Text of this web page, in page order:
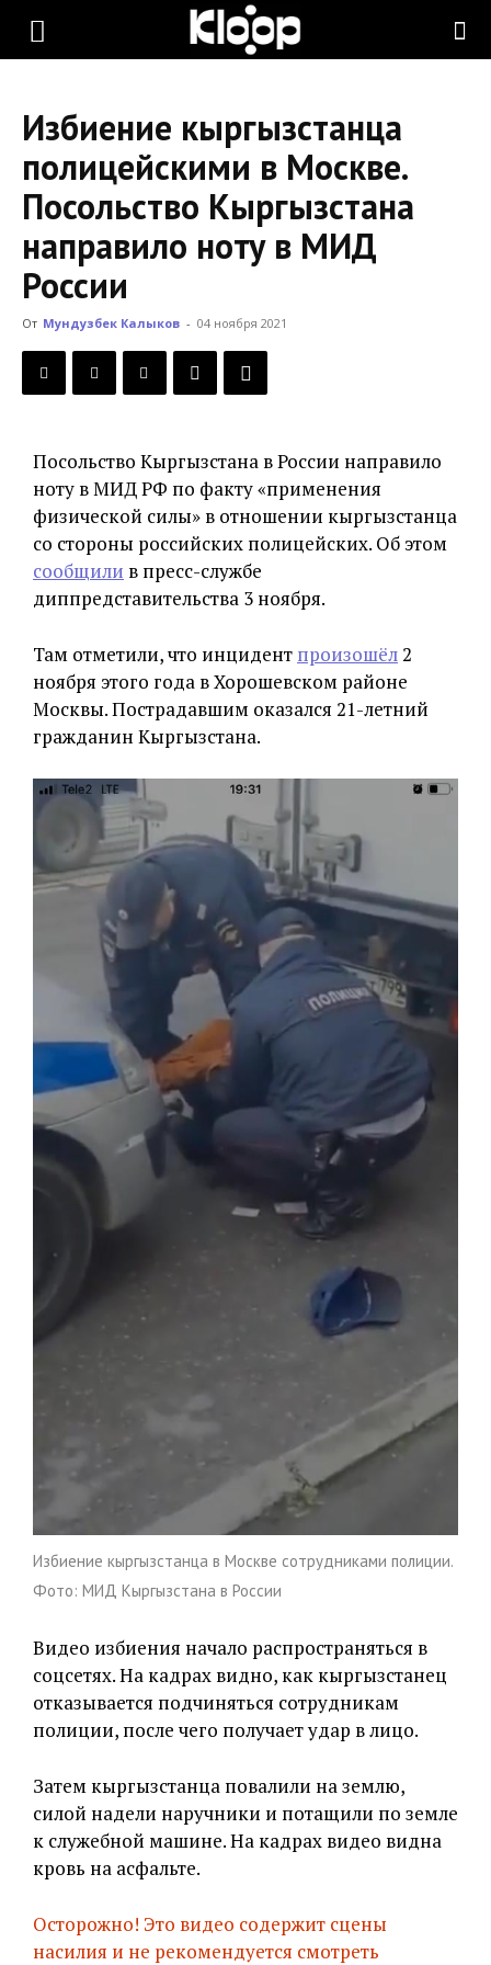
KLOOP.KG
Новости
Кыргызстана
Избиение кыргызстанца
полицейскими в Москве.
Посольство Кыргызстана
направило ноту в МИД
России
От Мундузбек Калыков - 04 ноября 2021
Посольство Кыргызстана в России направило
ноту в МИД РФ по факту «применения
физической силы» в отношении кыргызстанца
со стороны российских полицейских. Об этом
сообщили в пресс-службе
диппредставительства 3 ноября.
Там отметили, что инцидент произошёл2
ноября этого года в Хорошевском районе
Москвы. Пострадавшим оказался 21-летний
гражданин Кыргызстана.
Избиение кыргызстанца в Москве сотрудниками полиции.
Фото: МИД Кыргызстана в России
Видео избиения начало распространяться в
соцсетях. На кадрах видно, как кыргызстанец
отказывается подчиняться сотрудникам
полиции, после чего получает удар в лицо.
Затем кыргызстанца повалили на землю,
силой надели наручники и потащили по земле
к служебной машине. На кадрах видео видна
кровь на асфальте.
Осторожно! Это видео содержит сцены
насилия и не рекомендуется смотреть